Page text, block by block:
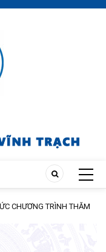
CHƯƠNG TRÌNH THĂM